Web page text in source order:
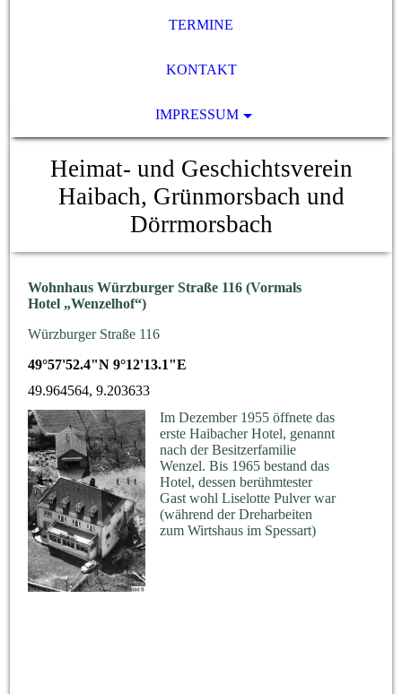
TERMINE
KONTAKT
IMPRESSUM
Heimat- und Geschichtsverein
Haibach, Grünmorsbach und
Dörrmorsbach
Wohnhaus Würzburger Straße 116 (Vormals
Hotel „Wenzelhof“)
Würzburger Straße 116
49°57'52.4"N 9°12'13.1"E
49.964564, 9.203633
Im Dezember 1955 öffnete das
erste Haibacher Hotel, genannt
nach der Besitzerfamilie
Wenzel. Bis 1965 bestand das
Hotel, dessen berühmtester
Gast wohl Liselotte Pulver war
(während der Dreharbeiten
zum Wirtshaus im Spessart)